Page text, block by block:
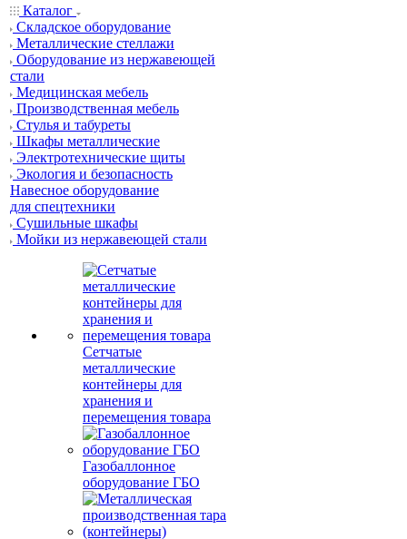
Каталог
Складское оборудование
Металлические стеллажи
Оборудование из нержавеющей
стали
Медицинская мебель
Производственная мебель
Стулья и табуреты
Шкафы металлические
Электротехнические щиты
Экология и безопасность
Навесное оборудование
для спецтехники
Сушильные шкафы
Мойки из нержавеющей стали
Сетчатые
металлические
контейнеры для
хранения и
перемещения товара
Газобаллонное
оборудование ГБО